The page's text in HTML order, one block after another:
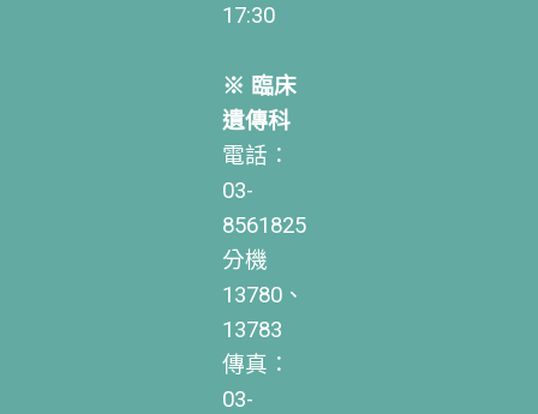
17:30
※ 臨床
遺傳科
電話：
03-
8561825
分機
13780、
13783
傳真：
03-